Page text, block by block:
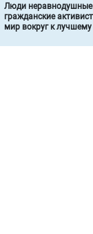
Люди неравнодушные
гражданские
мир вокруг к лучшему